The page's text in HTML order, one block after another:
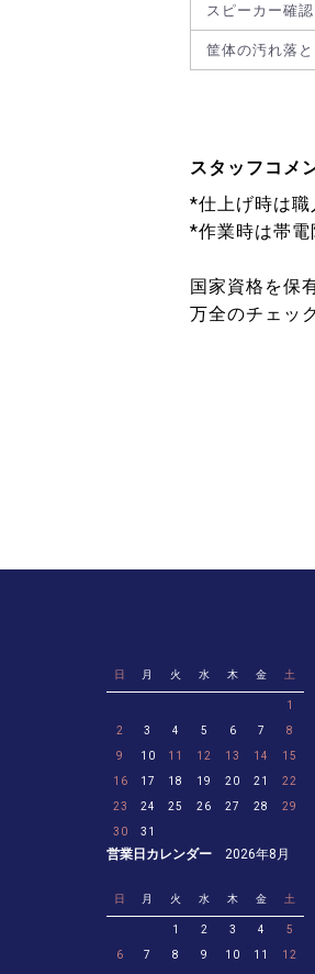
スピーカー確認
筐体の汚れ落
スタッフコメ
*仕上げ時は職
*作業時は帯電
国家資格を保
万全のチェッ
営業日カレンダー 2026年8月
日 月 火 水 木 金 土
1
2 3 4 5 6 7 8
9 10 11 12 13 14 15
16 17 18 19 20 21 22
23 24 25 26 27 28 29
30 31
日 月 火 水 木 金 土
1 2 3 4 5
6 7 8 9 10 11 12